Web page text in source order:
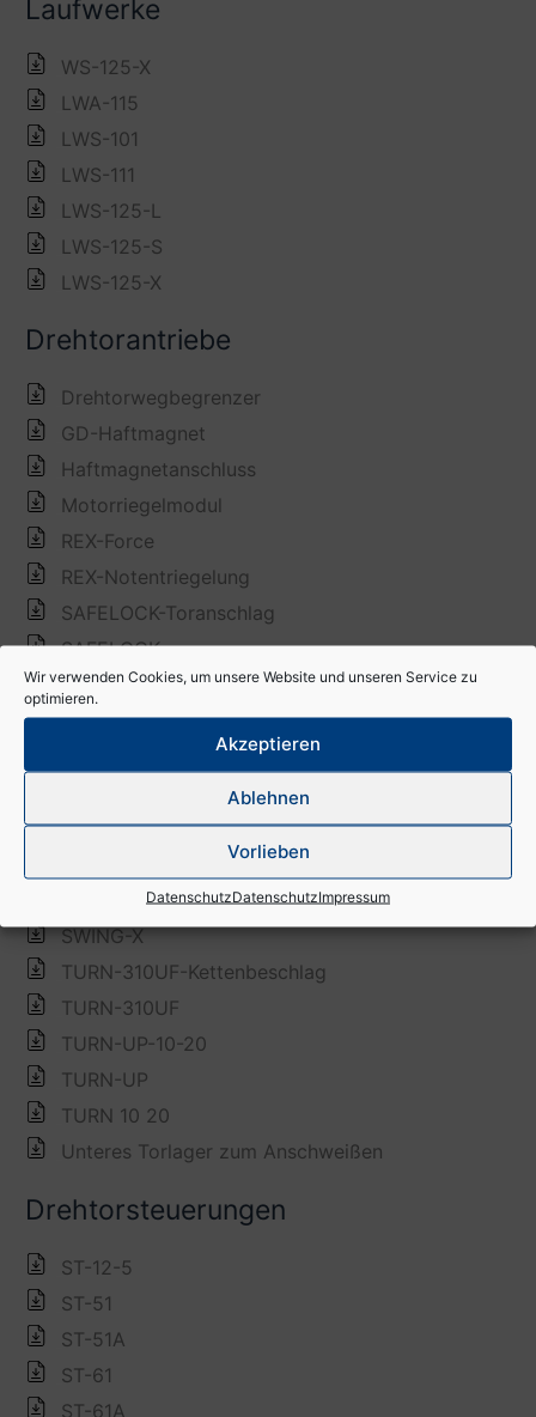
Wir verwenden Cookies, um unsere Website und unseren Service zu
optimieren.
Akzeptieren
Ablehnen
Vorlieben
DatenschutzDatenschutzImpressum